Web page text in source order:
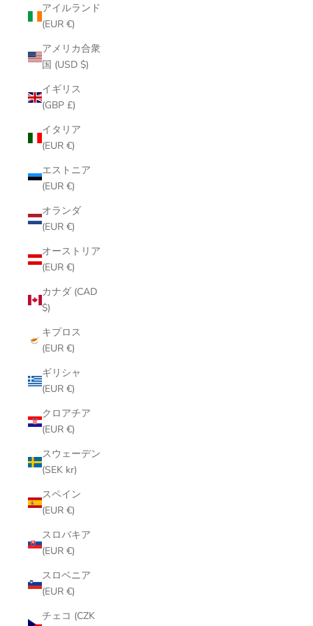
アイルランド
(EUR €)
アメリカ合衆
国 (USD $)
イギリス
(GBP £)
イタリア
(EUR €)
エストニア
(EUR €)
オランダ
(EUR €)
オーストリア
(EUR €)
カナダ (CAD
$)
キプロス
(EUR €)
ギリシャ
(EUR €)
クロアチア
(EUR €)
スウェーデン
(SEK kr)
スペイン
(EUR €)
スロバキア
(EUR €)
スロベニア
(EUR €)
チェコ (CZK